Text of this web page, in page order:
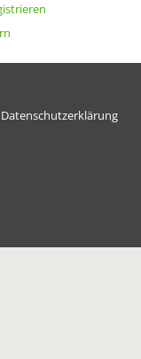
Datenschutzerklärung